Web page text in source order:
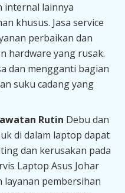
internal lainnya
khusus. Jasa service
perbaikan dan
hardware yang rusak.
dan mengganti bagian
suku cadang yang
Rutin Debu dan
di dalam laptop dapat
dan kerusakan pada
Laptop Asus Johar
layanan pembersihan